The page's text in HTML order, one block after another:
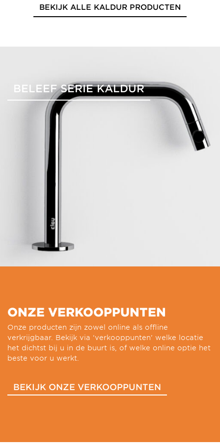
BEKIJK ALLE KALDUR PRODUCTEN
BELEEF SERIE KALDUR
ONZE VERKOOPPUNTEN
Onze producten zijn zowel online als offline
verkrijgbaar. Bekijk via ‘verkooppunten’ welke locatie
het dichtst bij u in de buurt is, of welke online optie het
beste voor u werkt.
BEKIJK ONZE VERKOOPPUNTEN